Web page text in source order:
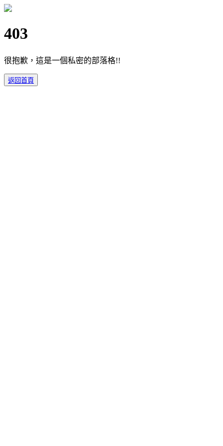
403
很抱歉，這是一個私密的部落格!!
返回首頁